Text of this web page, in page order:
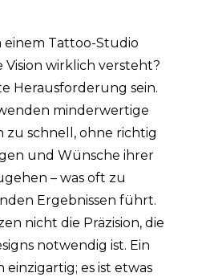
einem Tattoo-Studio
Vision wirklich versteht?
Herausforderung sein.
minderwertige
zu schnell, ohne richtig
und Wünsche ihrer
– was oft zu
Ergebnissen führt.
nicht die Präzision, die
notwendig ist. Ein
es ist etwas